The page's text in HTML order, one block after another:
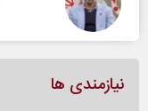
نیازمندی ها